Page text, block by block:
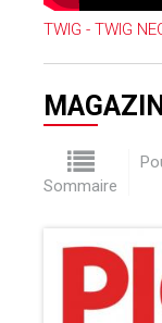
TWIG - TWIG
Sommaire